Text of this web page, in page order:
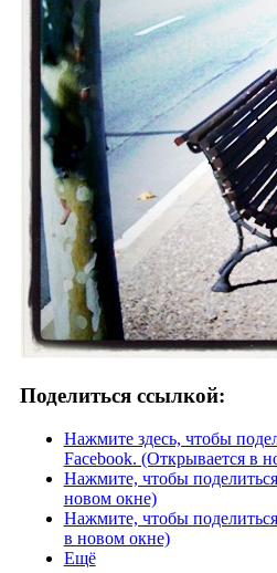
Поделиться ссылкой:
Нажмите здесь, чтобы
Facebook. (Открывается в
Нажмите, чтобы
новом окне)
Нажмите, чтобы
в новом окне)
Ещё